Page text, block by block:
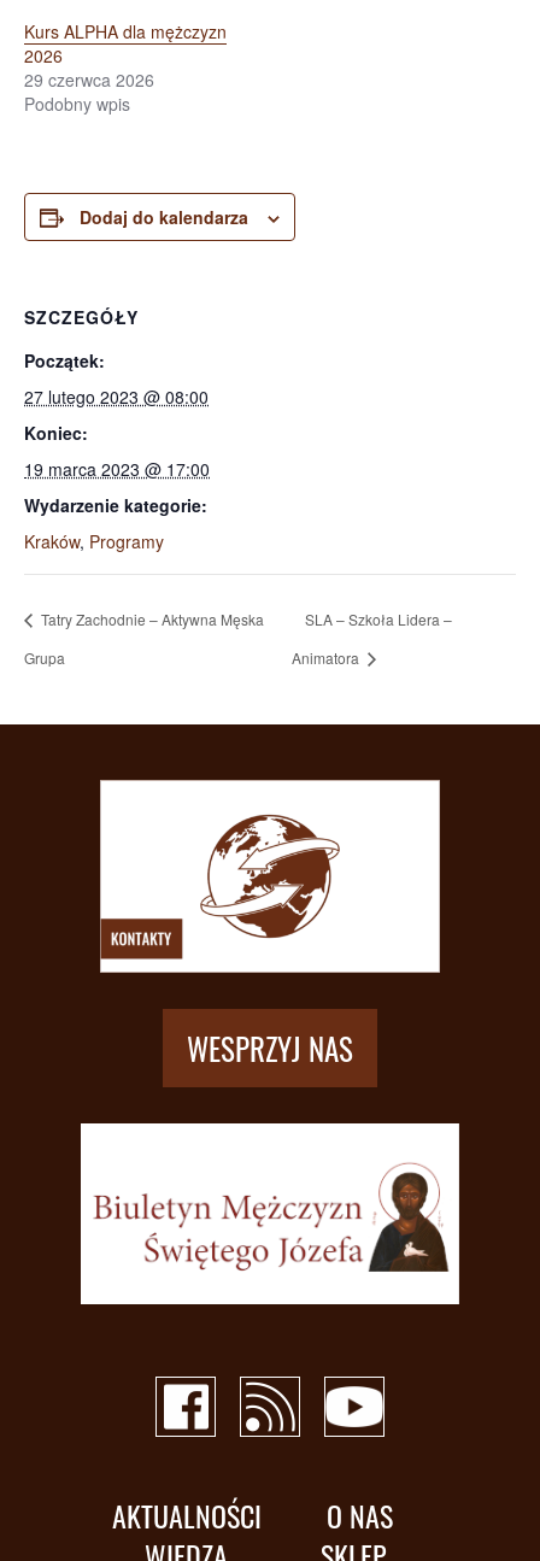
Kurs ALPHA dla mężczyzn
2026
29 czerwca 2026
Podobny wpis
Dodaj do kalendarza
SZCZEGÓŁY
Początek:
27 lutego 2023 @ 08:00
Koniec:
19 marca 2023 @ 17:00
Wydarzenie kategorie:
Kraków, Programy
Tatry Zachodnie – Aktywna Męska
Grupa
SLA – Szkoła Lidera –
Animatora
WESPRZYJ NAS
AKTUALNOŚCI
O NAS